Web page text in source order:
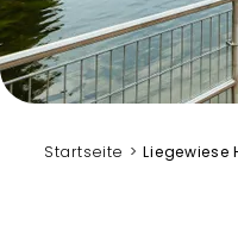
Startseite Liegewiese